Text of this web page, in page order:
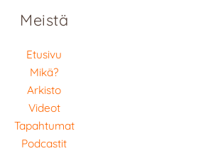
Meistä
Etusivu
Mikä?
Arkisto
Videot
Tapahtumat
Podcastit